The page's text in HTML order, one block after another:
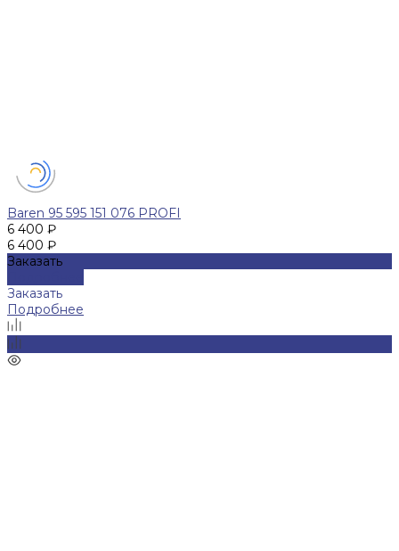
Baren 95 595 151 076 PROFI
6 400 ₽
6 400 ₽
Заказать
Заказать
Подробнее